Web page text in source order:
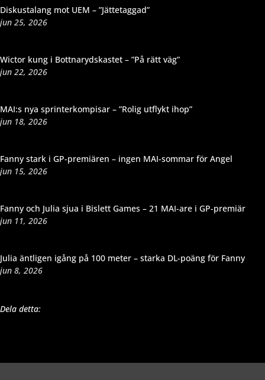
Diskustalang mot UEM – ”Jättetaggad”
jun 25, 2026
Wictor kung i Bottnarydskastet – ”På rätt väg”
jun 22, 2026
MAI:s nya sprinterkompisar – ”Rolig utflykt ihop”
jun 18, 2026
Fanny stark i GP-premiären – ingen MAI-sommar för Angel
jun 15, 2026
Fanny och Julia sjua i Bislett Games – 21 MAI-are i GP-premiär
jun 11, 2026
Julia äntligen igång på 100 meter – starka DL-poäng för Fanny
jun 8, 2026
Dela detta: